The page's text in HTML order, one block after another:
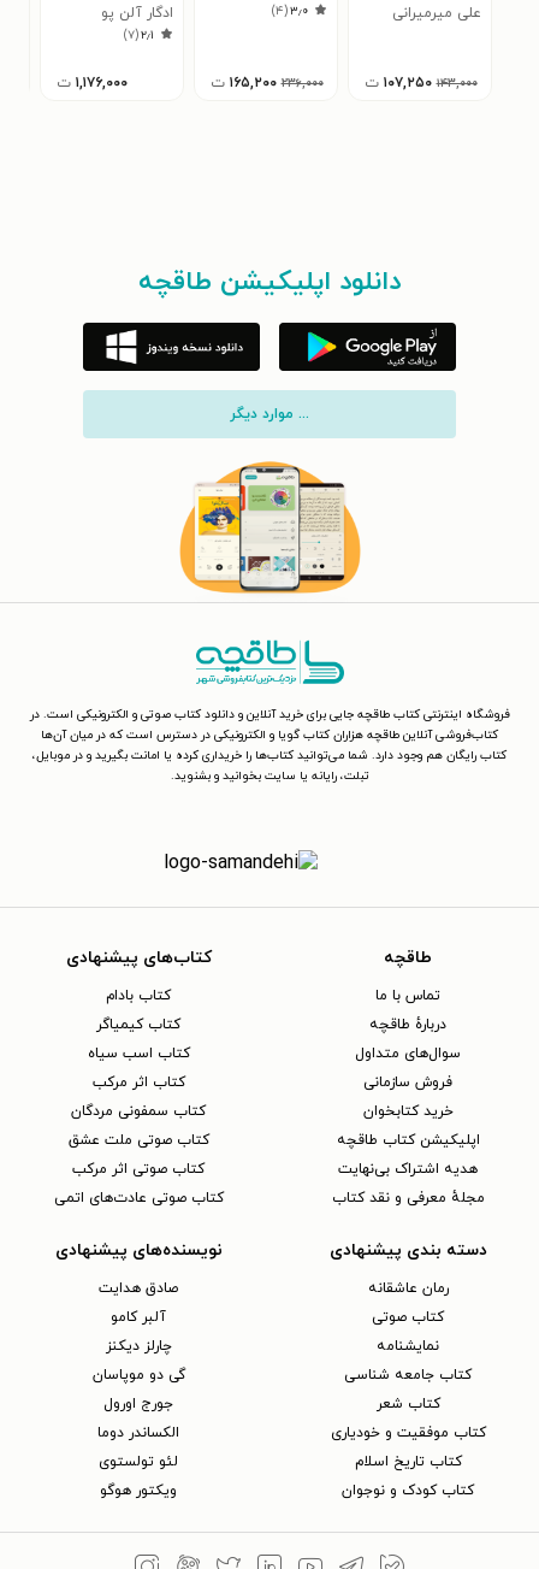
علی میرمیرانی
۱۴۳,۰۰۰ ۱۰۷,۲۵۰ ت
۳٫۰(۴)
۲۳۶,۰۰۰ ۱۶۵,۲۰۰ ت
ادگار آلن پو
۲٫۱(۷)
۱,۱۷۶,۰۰۰ ت
دانلود اپلیکیشن طاقچه
... موارد دیگر
فروشگاه اینترنتی کتاب طاقچه جایی برای خرید آنلاین و دانلود کتاب صوتی و الکترونیکی است. در
کتاب‌فروشی آنلاین طاقچه هزاران کتاب گویا و الکترونیکی در دسترس است که در میان آن‌ها
کتاب رایگان هم وجود دارد. شما می‌توانید کتاب‌ها را خریداری کرده یا امانت بگیرید و در موبایل،
تبلت، رایانه یا سایت بخوانید و بشنوید.
طاقچه
تماس با ما
دربارهٔ طاقچه
سوال‌های متداول
فروش سازمانی
خرید کتابخوان
اپلیکیشن کتاب طاقچه
هدیه اشتراک بی‌نهایت
مجلهٔ معرفی و نقد کتاب
کتاب‌های پیشنهادی
کتاب بادام
کتاب کیمیاگر
کتاب اسب سیاه
کتاب اثر مرکب
کتاب سمفونی مردگان
کتاب صوتی ملت عشق
کتاب صوتی اثر مرکب
کتاب صوتی عادت‌های اتمی
دسته بندی پیشنهادی
رمان عاشقانه
کتاب‌ صوتی
نمایشنامه
کتاب جامعه شناسی
کتاب شعر
کتاب موفقیت و خودیاری
کتاب تاریخ اسلام
کتاب کودک و نوجوان
نویسنده‌های پیشنهادی
صادق هدایت
آلبر کامو
چارلز دیکنز
گی دو موپاسان
جورج اورول
الکساندر دوما
لئو تولستوی
ویکتور هوگو